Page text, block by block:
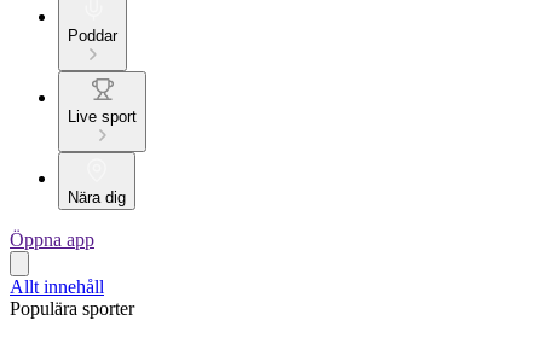
Poddar
Live sport
Nära dig
Öppna app
Allt innehåll
Populära sporter